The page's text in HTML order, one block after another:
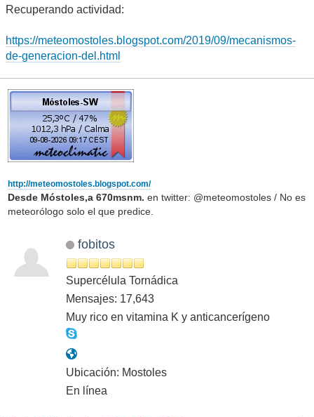
Recuperando actividad:
https://meteomostoles.blogspot.com/2019/09/mecanismos-
de-generacion-del.html
http://meteomostoles.blogspot.com/
Desde Móstoles,a 670msnm. en twitter: @meteomostoles / No es
meteorólogo solo el que predice.
fobitos
Supercélula Tornádica
Mensajes: 17,643
Muy rico en vitamina K y anticancerígeno
Ubicación: Mostoles
En línea